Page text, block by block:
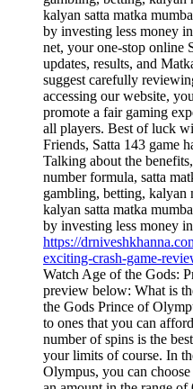
kalyan satta matka
by investing less money
net, your one-stop online
updates, results, and
suggest carefully
accessing our website,
promote a fair gaming
all players. Best of luck
Friends, Satta 143 game
Talking about the
number formula, satta
gambling, betting, kalyan
kalyan satta matka
by investing less money
https://
exciting-crash-game-
Watch Age of the Gods:
preview below: What is
the Gods Prince of
to ones that you can
number of spins is the
your limits of course. In
Olympus, you can